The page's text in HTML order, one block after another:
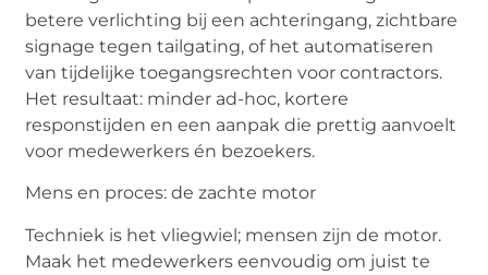
betere verlichting bij een achteringang, zichtbare
signage tegentailgating, of het automatiseren
van tijdelijke toegangsrechten voorcontractors.
Het resultaat: minder ad-hoc, kortere
responstijden en een aanpak die prettig aanvoelt
voor medewerkers én bezoekers.
Mens en proces: de zachte motor
Techniek is het vliegwiel; mensen zijn de motor.
Maak het medewerkers eenvoudig om juist te